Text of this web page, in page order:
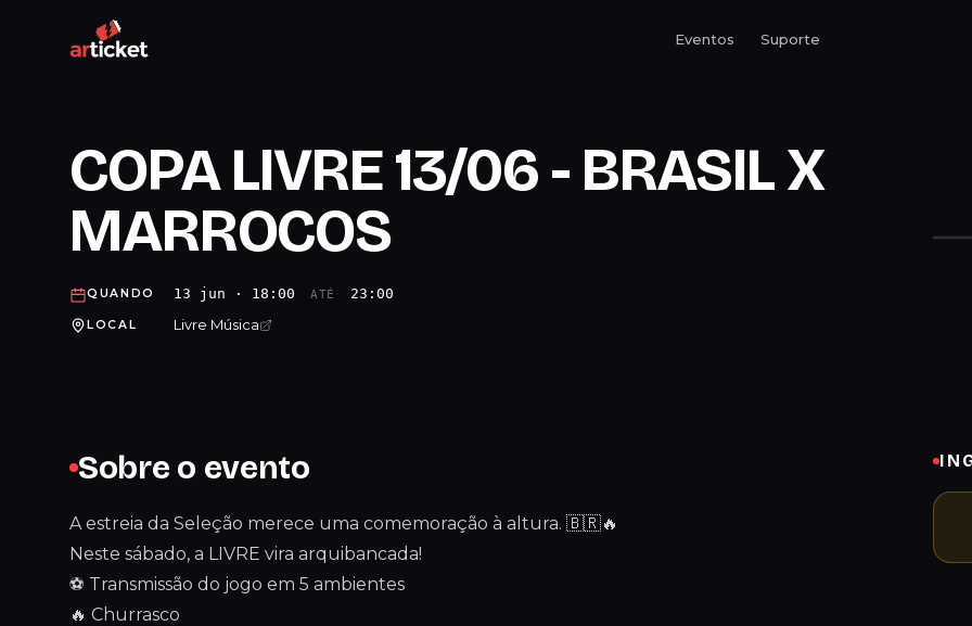
Eventos Suporte
COPA LIVRE 13/06 - BRASIL X
MARROCOS
QUANDO 13 jun · 18:00 ATÉ 23:00
LOCAL Livre Música
Sobre o evento
A estreia da Seleção merece uma comemoração à altura. 🇧🇷🔥
Neste sábado, a LIVRE vira arquibancada!
⚽ Transmissão do jogo em 5 ambientes
🔥 Churrasco